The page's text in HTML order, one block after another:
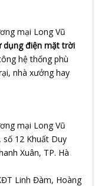
mại Long Vũ
dụng điện mặt trời
hệ thống phù
nhà xưởng hay
mại Long Vũ
12 Khuất Duy
Xuân, TP. Hà
Linh Đàm, Hoàng